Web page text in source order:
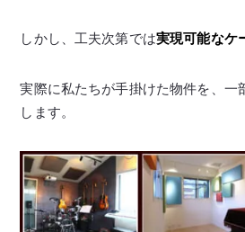
しかし、工夫次第では実現可能なケ
実際に私たちが手掛けた物件を、一
します。